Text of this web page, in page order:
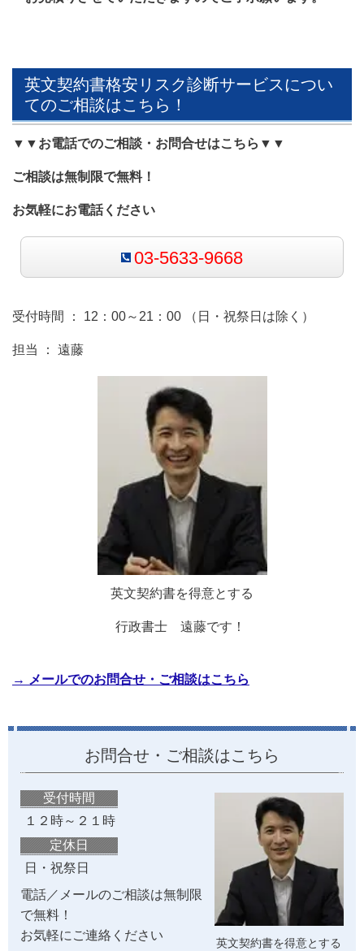
英文契約書格安リスク診断サービスについ
てのご相談はこちら！
▼▼お電話でのご相談・お問合せはこちら▼▼
ご相談は無制限で無料！
お気軽にお電話ください
03-5633-9668
受付時間 ： 12：00～21：00 （日・祝祭日は除く）
担当 ： 遠藤
英文契約書を得意とする
行政書士 遠藤です！
→ メールでのお問合せ・ご相談はこちら
お問合せ・ご相談はこちら
英文契約書を得意とする
受付時間
１２時～２１時
定休日
日・祝祭日
電話／メールのご相談は無制限
で無料！
お気軽にご連絡ください